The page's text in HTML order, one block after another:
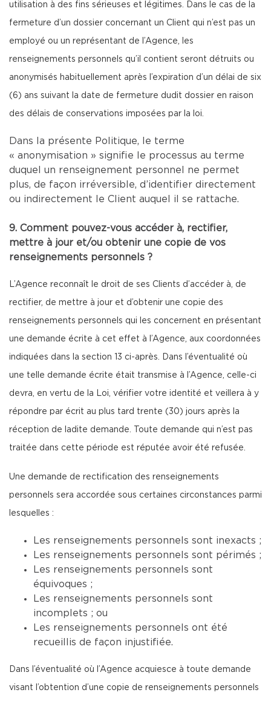
utilisation à des fins sérieuses et légitimes. Dans le cas de la
fermeture d’un dossier concernant un Client qui n’est pas un
employé ou un représentant de l’Agence, les
renseignements personnels qu’il contient seront détruits ou
anonymisés habituellement après l’expiration d’un délai de six
(6) ans suivant la date de fermeture dudit dossier en raison
des délais de conservations imposées par la loi.
Dans la présente Politique, le terme
« anonymisation » signifie le processus au terme
duquel un renseignement personnel ne permet
plus, de façon irréversible, d’identifier directement
ou indirectement le Client auquel il se rattache.
9. Comment pouvez-vous accéder à, rectifier,
mettre à jour et/ou obtenir une copie de vos
renseignements personnels ?
L’Agence reconnaît le droit de ses Clients d’accéder à, de
rectifier, de mettre à jour et d’obtenir une copie des
renseignements personnels qui les concernent en présentant
une demande écrite à cet effet à l’Agence, aux coordonnées
indiquées dans la section 13 ci-après. Dans l’éventualité où
une telle demande écrite était transmise à l’Agence, celle-ci
devra, en vertu de la Loi, vérifier votre identité et veillera à y
répondre par écrit au plus tard trente (30) jours après la
réception de ladite demande. Toute demande qui n’est pas
traitée dans cette période est réputée avoir été refusée.
Une demande de rectification des renseignements
personnels sera accordée sous certaines circonstances parmi
lesquelles :
Les renseignements personnels sont inexacts ;
Les renseignements personnels sont périmés ;
Les renseignements personnels sont
équivoques ;
Les renseignements personnels sont
incomplets ; ou
Les renseignements personnels ont été
recueillis de façon injustifiée.
Dans l’éventualité où l’Agence acquiesce à toute demande
visant l’obtention d’une copie de renseignements personnels